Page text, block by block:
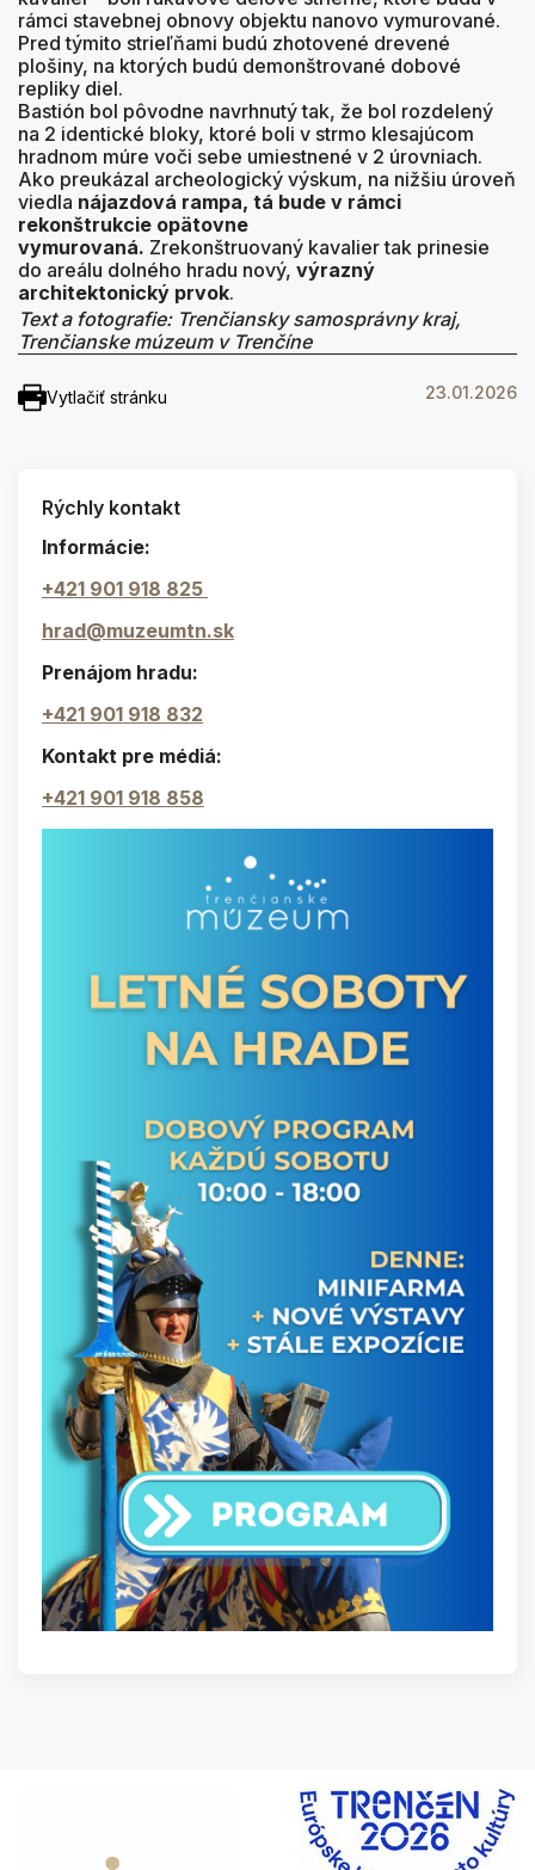
rámci stavebnej obnovy objektu nanovo vymurované.
Pred týmito strieľňami budú zhotovené drevené
plošiny, na ktorých budú demonštrované dobové
repliky diel.
Bastión bol pôvodne navrhnutý tak, že bol rozdelený
na 2 identické bloky, ktoré boli v strmo klesajúcom
hradnom múre voči sebe umiestnené v 2 úrovniach.
Ako preukázal archeologický výskum, na nižšiu úroveň
viedla nájazdová rampa, tá bude v rámci
rekonštrukcie opätovne
vymurovaná. Zrekonštruovaný kavalier tak prinesie
do areálu dolného hradu nový, výrazný
architektonický prvok.
Text a fotografie: Trenčiansky samosprávny kraj,
Trenčianske múzeum v Trenčíne
Vytlačiť stránku 23.01.2026
Rýchly kontakt
Informácie:
+421 901 918 825
hrad@muzeumtn.sk
Prenájom hradu:
+421 901 918 832
Kontakt pre médiá:
+421 901 918 858